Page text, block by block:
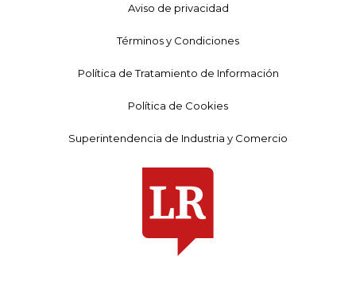
Aviso de privacidad
Términos y Condiciones
Política de Tratamiento de Información
Política de Cookies
Superintendencia de Industria y Comercio